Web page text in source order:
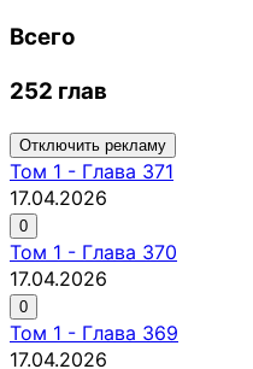
Всего
252 глав
Отключить рекламу
Том 1 - Глава 371
17.04.2026
0
Том 1 - Глава 370
17.04.2026
0
Том 1 - Глава 369
17.04.2026